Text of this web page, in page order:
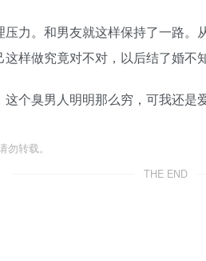
力。和男友就这样保持了一路
样做究竟对不对，以后结了婚不
个臭男人明明那么穷，可我还是
转载。
THE END